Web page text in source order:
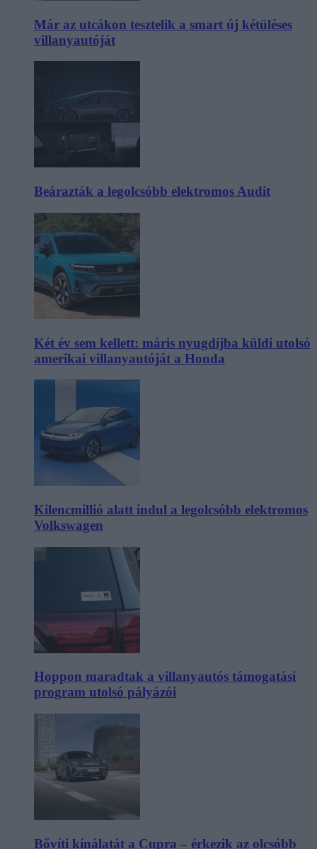
Már az utcákon tesztelik a smart új kétüléses
villanyautóját
Beárazták a legolcsóbb elektromos Audit
Két év sem kellett: máris nyugdíjba küldi utolsó
amerikai villanyautóját a Honda
Kilencmillió alatt indul a legolcsóbb elektromos
Volkswagen
Hoppon maradtak a villanyautós támogatási
program utolsó pályázói
Bővíti kínálatát a Cupra – érkezik az olcsóbb